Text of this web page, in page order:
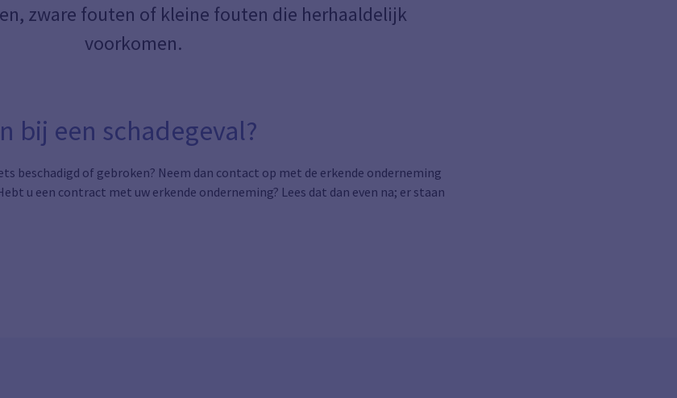
zware fouten of kleine fouten die herhaaldelijk
voorkomen.
bij een schadegeval?
beschadigd of gebroken? Neem dan contact op met de erkende onderneming
u een contract met uw erkende onderneming? Lees dat dan even na; er staan